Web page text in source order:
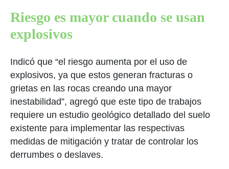
Riesgo es mayor cuando se usan
explosivos
Indicó que “el riesgo aumenta por el uso de
explosivos, ya que estos generan fracturas o
grietas en las rocas creando una mayor
inestabilidad”, agregó que este tipo de trabajos
requiere un estudio geológico detallado del suelo
existente para implementar las respectivas
medidas de mitigación y tratar de controlar los
derrumbes o deslaves.